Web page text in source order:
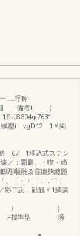
………一……呼称
墾國 備考i ｛
i vgD42 1￥絢
67 1埋込式ステン
覇麟。・喫・締
彫噸雛ゑ窪纏麹纏髭
・「．．’1：
影二謝．勧観〃1鱗講
瞬
70導